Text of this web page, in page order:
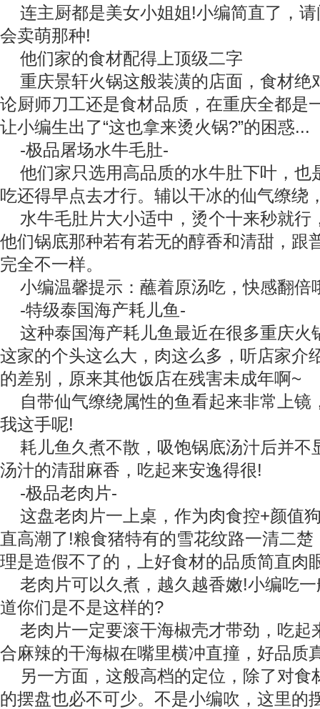
连主厨都是美女小姐姐!小编简直了，
会卖萌那种!
他们家的食材配得上顶级二字
重庆景轩火锅这般装潢的店面，食材绝
论厨师刀工还是食材品质，在重庆全都是
让小编生出了“这也拿来烫火锅?”的困惑...
-极品屠场水牛毛肚-
他们家只选用高品质的水牛肚下叶，也
吃还得早点去才行。辅以干冰的仙气缭绕
水牛毛肚片大小适中，烫个十来秒就行
他们锅底那种若有若无的醇香和清甜，跟
完全不一样。
小编温馨提示：蘸着原汤吃，快感翻倍
-特级泰国海产耗儿鱼-
这种泰国海产耗儿鱼最近在很多重庆火
这家的个头这么大，肉这么多，听店家介
的差别，原来其他饭店在残害未成年啊~
自带仙气缭绕属性的鱼看起来非常上
我这手呢!
耗儿鱼久煮不散，吸饱锅底汤汁后并不
汤汁的清甜麻香，吃起来安逸得很!
-极品老肉片-
这盘老肉片一上桌，作为肉食控+颜值
直高潮了!粮食猪特有的雪花纹路一清二
理是造假不了的，上好食材的品质简直肉
老肉片可以久煮，越久越香嫩!小编吃
道你们是不是这样的?
老肉片一定要滚干海椒壳才带劲，吃起
合麻辣的干海椒在嘴里横冲直撞，好品质
另一方面，这般高档的定位，除了对
的摆盘也必不可少。不是小编吹，这里的